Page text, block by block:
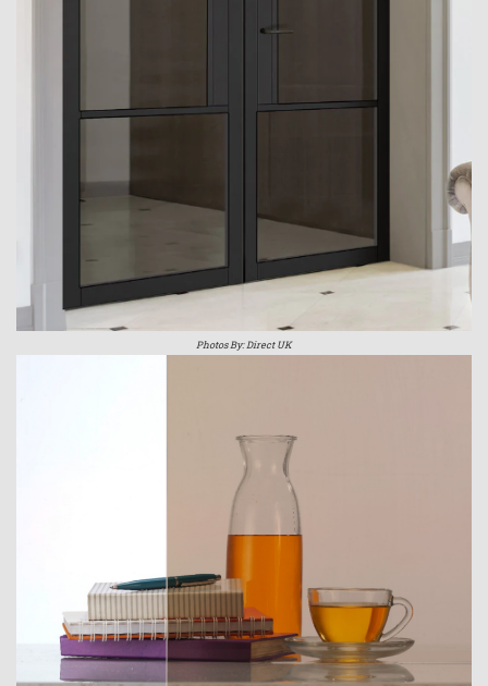
Photos By: Direct UK